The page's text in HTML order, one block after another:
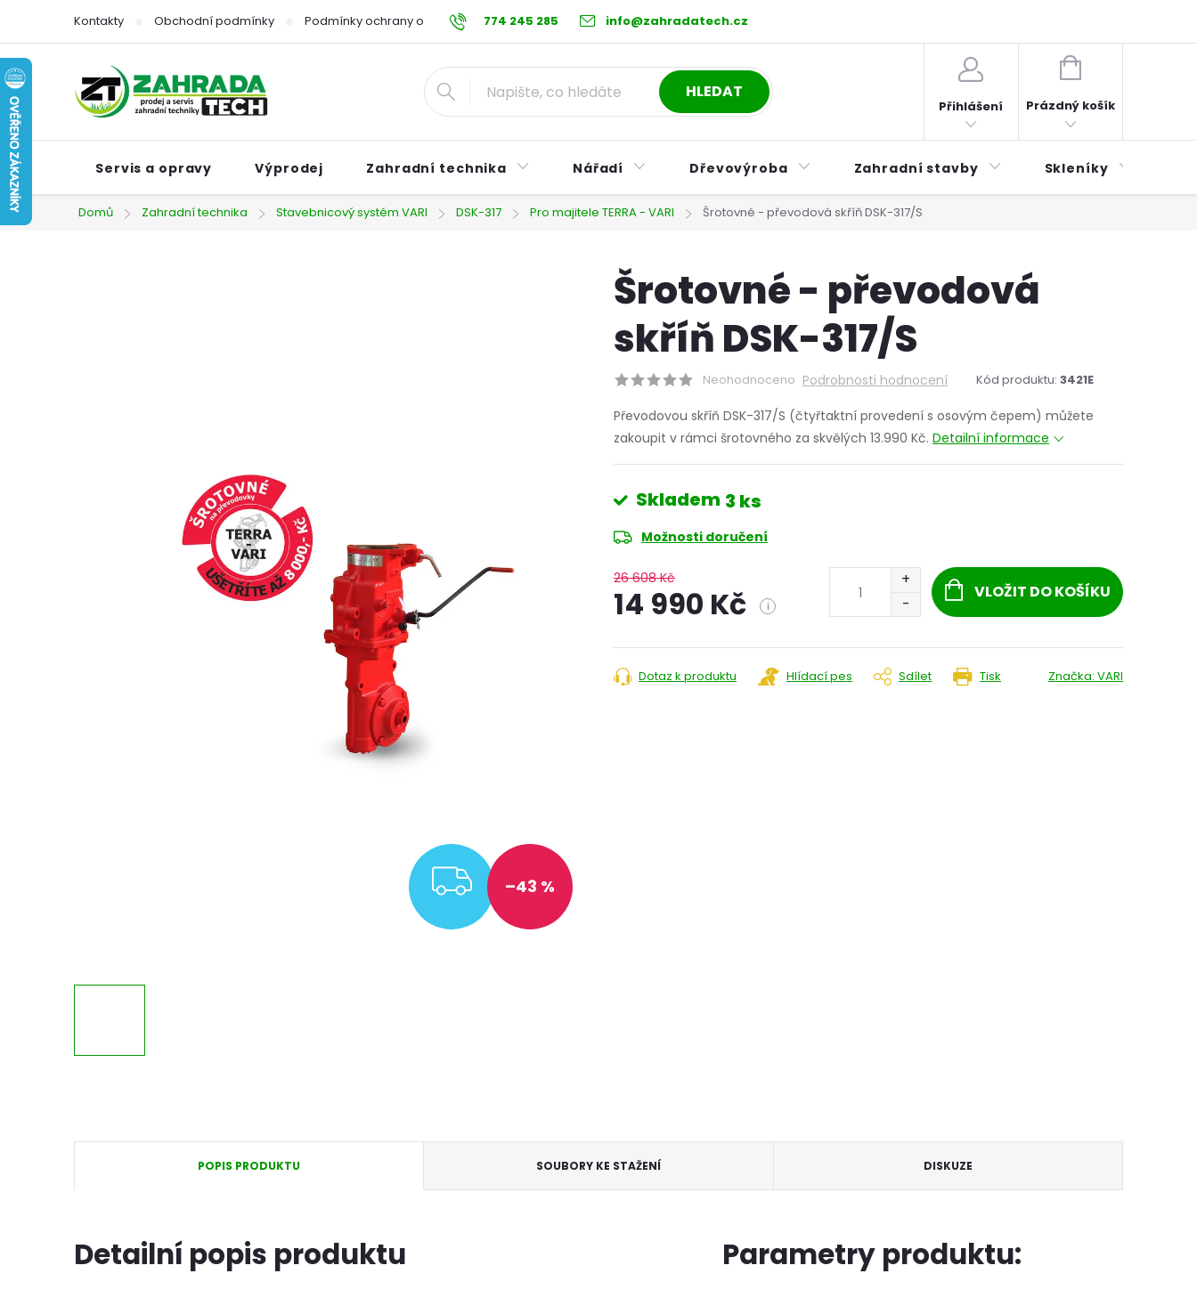
obsah
774 245 285 info@zahradatech.cz
Kontakty Obchodní podmínky Podmínky ochrany osobních údajů Reklamační řád Postup při nákupu na splátky ESSOX
HLEDAT
Přihlášení
NÁKUPNÍ
Prázdný košík
Servis a opravy Výprodej Zahradní technika Nářadí Dřevovýroba Zahradní stavby Skleníky
Domů Zahradní technika Stavebnicový systém VARI DSK-317 Pro majitele TERRA - VARI Šrotovné - převodová skříň DSK-317/S
ZDARMA
–43 %
Šrotovné - převodová
skříň DSK-317/S
Neohodnoceno Podrobnosti hodnocení Kód produktu: 3421E
Převodovou skříň DSK-317/S (čtyřtaktní provedení s osovým čepem) můžete
zakoupit v rámci šrotovného za skvělých 13.990 Kč. Detailní informace
Skladem 3 ks
Možnosti doručení
26 608 Kč
14 990 Kč i
cena:
VLOŽIT DO KOŠÍKU
Tisk
Dotaz k produktu Hlídací pes Sdílet Značka: VARI
POPIS PRODUKTU SOUBORY KE STAŽENÍ DISKUZE
Detailní popis produktu Parametry produktu: